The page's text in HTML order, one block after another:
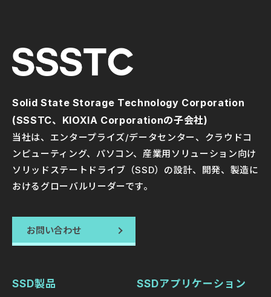
Solid State Storage Technology Corporation
(SSSTC、KIOXIA Corporationの子会社)
当社は、エンタープライズ/データセンター、クラウドコ
ンピューティング、パソコン、産業用ソリューション向け
ソリッドステートドライブ（SSD）の設計、開発、製造に
おけるグローバルリーダーです。
お問い合わせ
SSD製品 SSDアプリケーション